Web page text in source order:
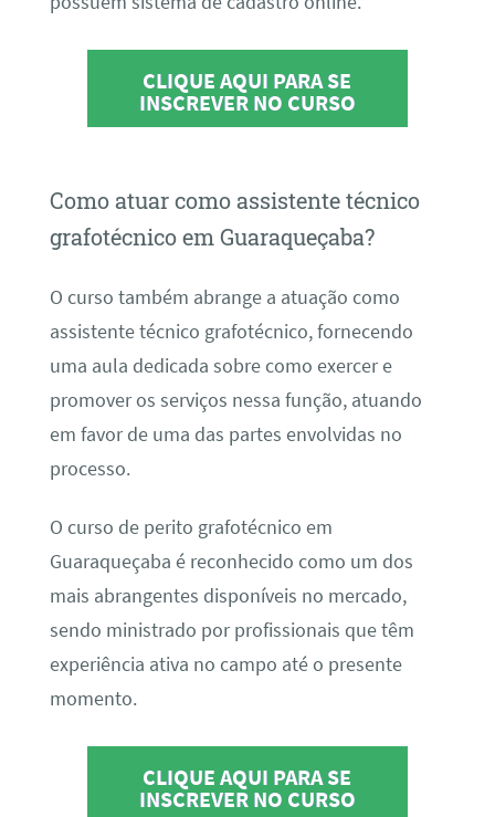
CLIQUE AQUI PARA SE
INSCREVER NO CURSO
Como atuar como assistente técnico
grafotécnico em Guaraqueçaba?
O curso também abrange a atuação como
assistente técnico grafotécnico, fornecendo
uma aula dedicada sobre como exercer e
promover os serviços nessa função, atuando
em favor de uma das partes envolvidas no
processo.
O curso de perito grafotécnico em
Guaraqueçaba é reconhecido como um dos
mais abrangentes disponíveis no mercado,
sendo ministrado por profissionais que têm
experiência ativa no campo até o presente
momento.
CLIQUE AQUI PARA SE
INSCREVER NO CURSO